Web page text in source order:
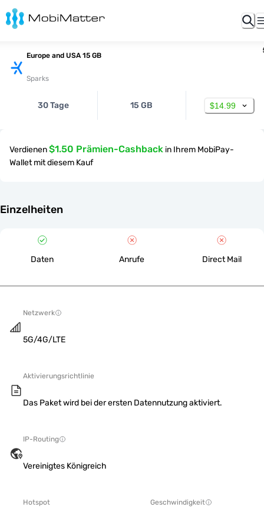
Europe and USA 15 GB
Sparks
30 Tage 15 GB $14.99
Verdienen$1.50 Prämien-Cashback in Ihrem MobiPay-
Wallet mit diesem Kauf
Einzelheiten
Daten Anrufe Direct Mail
Netzwerk
5G/4G/LTE
Aktivierungsrichtlinie
Das Paket wird bei der ersten Datennutzung aktiviert.
IP-Routing
Vereinigtes Königreich
Hotspot Geschwindigkeit